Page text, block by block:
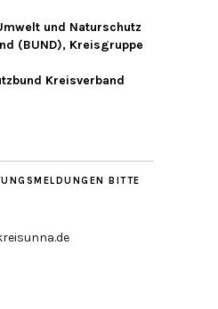
und Naturschutz
(BUND), Kreisgruppe
Kreisverband
BITTE